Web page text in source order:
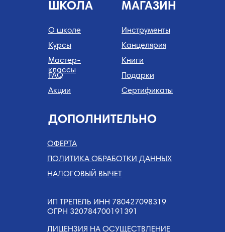
Инструменты
Канцелярия
Подарки
Книги
Сертификаты
МАГАЗИН
ИП ТРЕПЕЛЬ ИНН 780427098319
ОГРН 320784700191391
ЛИЦЕНЗИЯ НА ОСУЩЕСТВЛЕНИЕ
Курсы
О школе
Мастер-
классы
FAQ
Акции
ШКОЛА
ОФЕРТА
ПОЛИТИКА ОБРАБОТКИ ДАННЫХ
ДОПОЛНИТЕЛЬНО
НАЛОГОВЫЙ ВЫЧЕТ